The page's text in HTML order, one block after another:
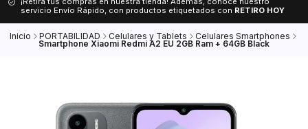
servicio Envío Rápido, con productos etiquetados con RETIRO HOY
Inicio PORTABILIDAD Celulares y Tablets Celulares Smartphones
Smartphone Xiaomi Redmi A2 EU 2GB Ram + 64GB Black